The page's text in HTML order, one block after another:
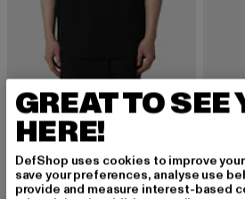
IRASUTO STUDIOS
REDI
EUR 26,79
Derzeitiger Preis: EUR 26,79
EUR 39,99
GREAT TO SEE
HERE!
DefShop uses cookies to improve
save your preferences, analyse use
provide and measure interest-based